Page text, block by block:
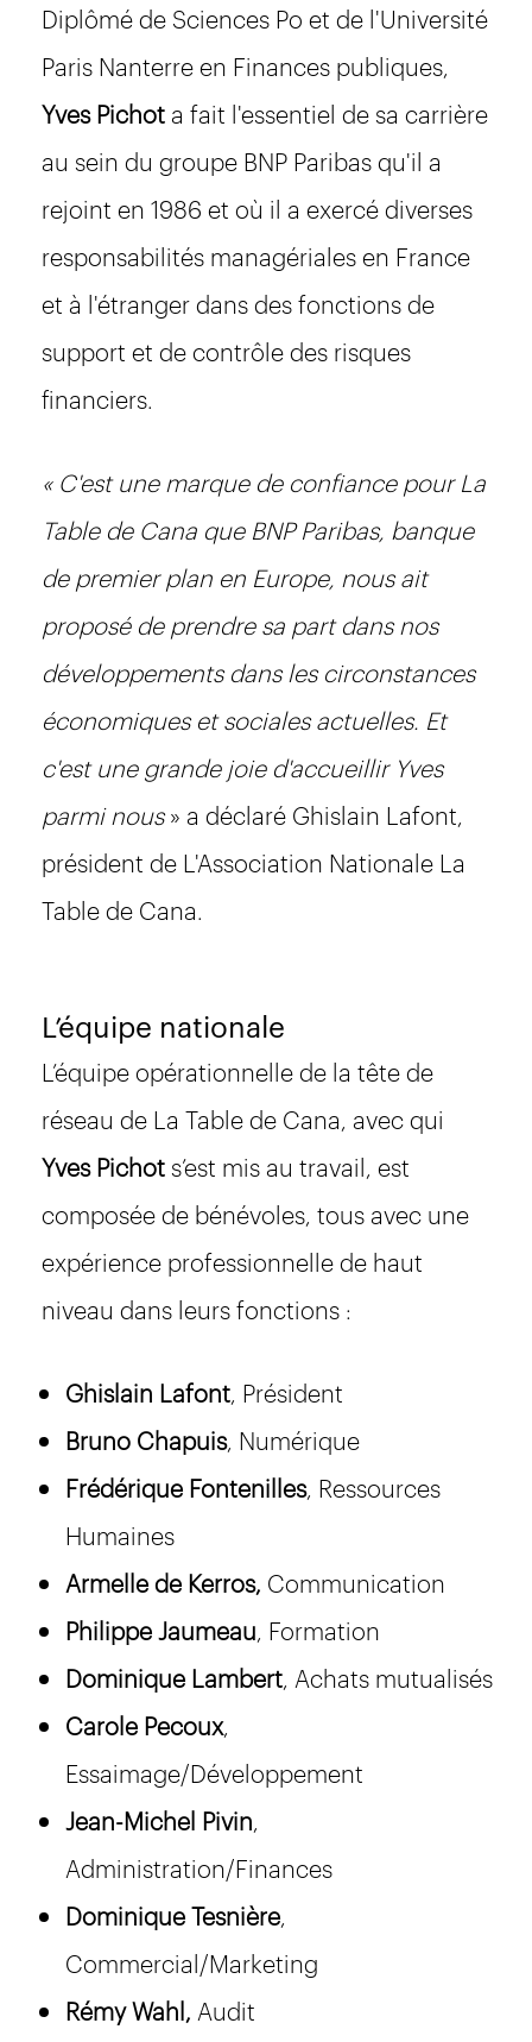
Diplômé de Sciences Po et de l'Université
Paris Nanterre en Finances publiques,
Yves Pichot a fait l'essentiel de sa carrière
au sein du groupe BNP Paribas qu'il a
rejoint en 1986 et où il a exercé diverses
responsabilités managériales en France
et à l'étranger dans des fonctions de
support et de contrôle des risques
financiers.
« C'est une marque de confiance pour La
Table de Cana que BNP Paribas, banque
de premier plan en Europe, nous ait
proposé de prendre sa part dans nos
développements dans les circonstances
économiques et sociales actuelles. Et
c'est une grande joie d'accueillir Yves
parmi nous» a déclaré Ghislain Lafont,
président de L'Association Nationale La
Table de Cana.
L’équipe nationale
L’équipe opérationnelle de la tête de
réseau de La Table de Cana, avec qui
Yves Pichots’est mis au travail, est
composée de bénévoles, tous avec une
expérience professionnelle de haut
niveau dans leurs fonctions :
Ghislain Lafont , Président
Bruno Chapuis, Numérique
Frédérique Fontenilles, Ressources
Humaines
Armelle de Kerros, Communication
Philippe Jaumeau , Formation
Dominique Lambert , Achats mutualisés
Carole Pecoux,
Essaimage/Développement
Jean-Michel Pivin
Administration/Finances
Dominique Tesnière
Commercial/Marketing
Rémy Wahl, Audit